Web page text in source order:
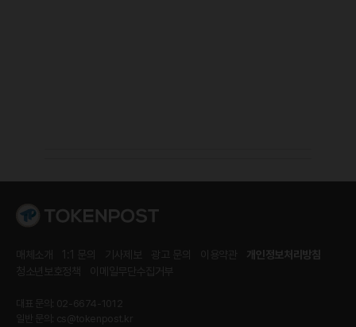
매체소개 기사제보 광고 문의 이용약관
개인정보처리방침
청소년보호정책
이메일무단수집거부
대표 문의: 02-6674-1012
일반 문의: cs@tokenpost.kr